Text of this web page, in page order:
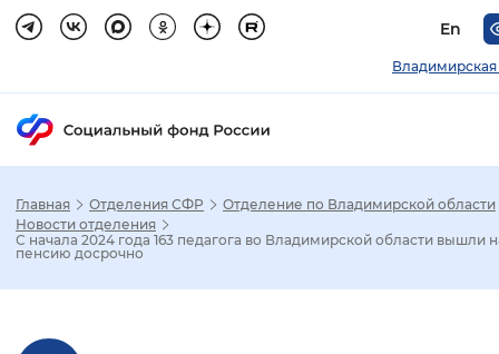
En
Владимирская
Главная Отделения СФР
Отделение по Владимирской области
Новости отделения
С начала 2024 года 163 педагога во Владимирской области вышли
пенсию досрочно